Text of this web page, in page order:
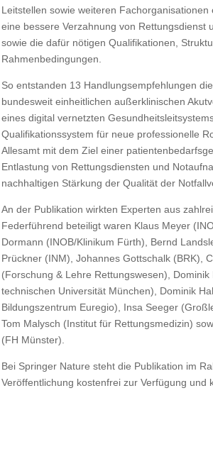
Leitstellen sowie weiteren
eine bessere Verzahnung von Rettungsdienst
sowie die dafür nötigen Qualifikationen,
Rahmenbedingungen.
So entstanden 13 Handlungsempfehlungen
bundesweit einheitlichen außerklinischen
eines digital vernetzten
Qualifikationssystem für neue professionelle
Allesamt mit dem Ziel einer
Entlastung von Rettungsdiensten und
nachhaltigen Stärkung der Qualität der
An der Publikation wirkten Experten aus
Federführend beteiligt waren Klaus Meyer
Dormann (INOB/Klinikum Fürth), Bernd
Prückner (INM), Johannes Gottschalk (BRK),
(Forschung & Lehre Rettungswesen),
technischen Universität München), Dominik
Bildungszentrum Euregio), Insa Seeger
Tom Malysch (Institut für Rettungsmedizin)
(FH Münster).
Bei Springer Nature steht die Publikation im
Veröffentlichung kostenfrei zur Verfügung und